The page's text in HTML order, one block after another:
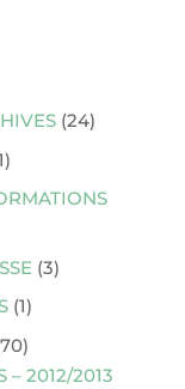
(24)
(3)
(1)
– 2012/2013